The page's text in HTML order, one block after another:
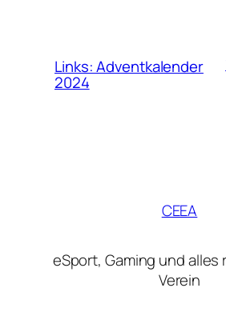
Links: Adventkalender
2024
CEEA
eSport, Gaming und alles
Verein